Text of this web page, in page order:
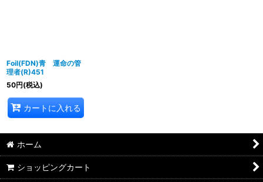
Foil(FDN)青 運命の管
理者(R)451
50円(税込)
カートに入れる
ホーム
ショッピングカート